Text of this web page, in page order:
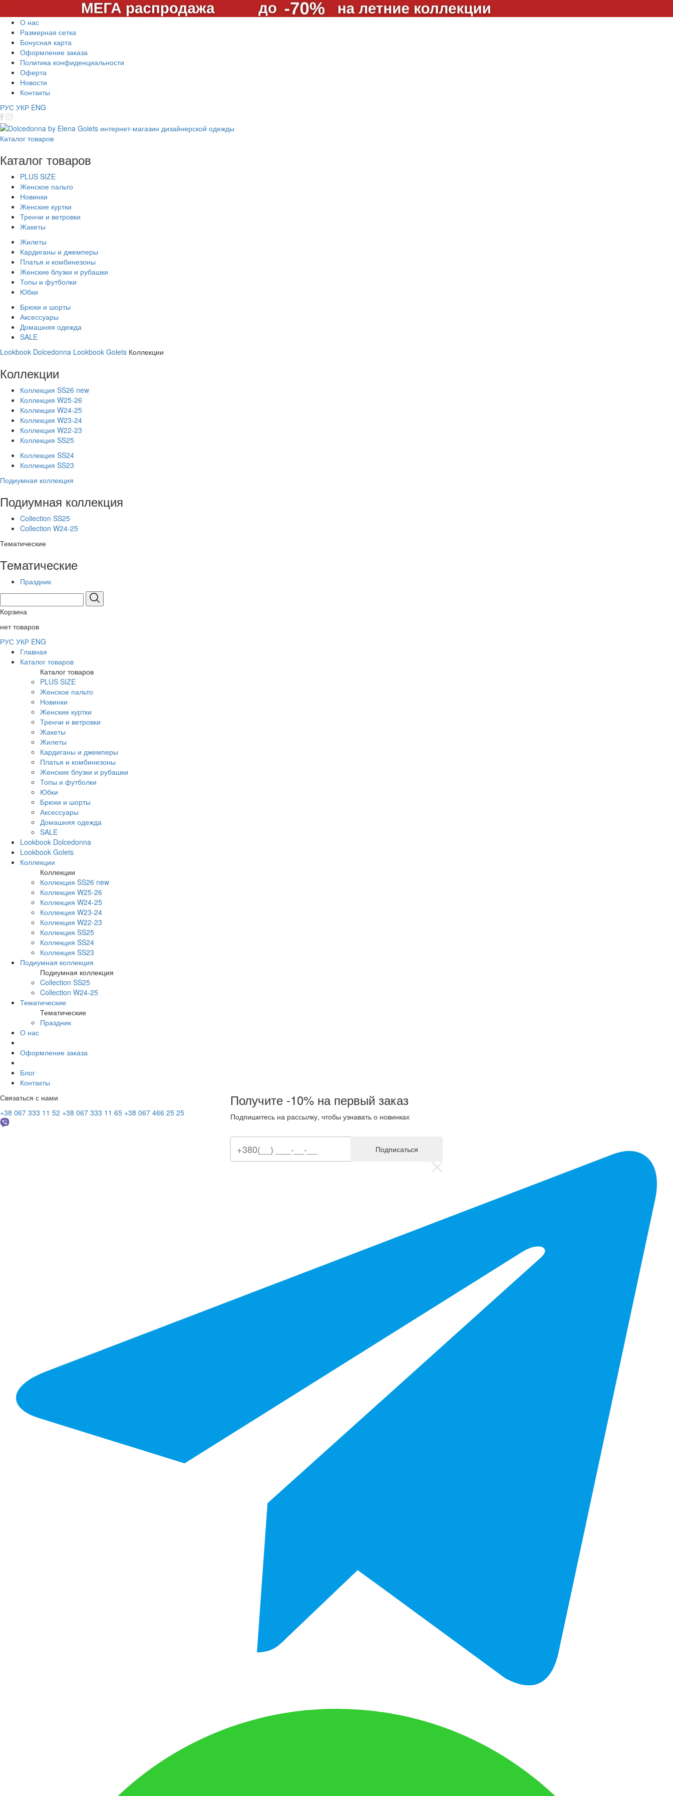
О нас
Размерная сетка
Бонусная карта
Оформление заказа
Политика конфиденциальности
Оферта
Новости
Контакты
РУС УКР ENG
Каталог товаров
Каталог товаров
PLUS SIZE
Женское пальто
Новинки
Женские куртки
Тренчи и ветровки
Жакеты
Жилеты
Кардиганы и джемперы
Платья и комбинезоны
Женские блузки и рубашки
Топы и футболки
Юбки
Брюки и шорты
Аксессуары
Домашняя одежда
SALE
Lookbook Dolcedonna Lookbook Golets Коллекции
Коллекции
Коллекция SS26 new
Коллекция W25-26
Коллекция W24-25
Коллекция W23-24
Коллекция W22-23
Коллекция SS25
Коллекция SS24
Коллекция SS23
Подиумная коллекция
Подиумная коллекция
Collection SS25
Collection W24-25
Тематические
Тематические
Праздник
Корзина
нет товаров
РУС УКР ENG
Главная
Каталог товаров
Каталог товаров
PLUS SIZE
Женское пальто
Новинки
Женские куртки
Тренчи и ветровки
Жакеты
Жилеты
Кардиганы и джемперы
Платья и комбинезоны
Женские блузки и рубашки
Топы и футболки
Юбки
Брюки и шорты
Аксессуары
Домашняя одежда
SALE
Lookbook Dolcedonna
Lookbook Golets
Коллекции
Коллекции
Коллекция SS26 new
Коллекция W25-26
Коллекция W24-25
Коллекция W23-24
Коллекция W22-23
Коллекция SS25
Коллекция SS24
Коллекция SS23
Подиумная коллекция
Подиумная коллекция
Collection SS25
Collection W24-25
Тематические
Тематические
Праздник
О нас
Оформление заказа
Блог
Контакты
Связаться с нами
+38 067 333 11 52 +38 067 333 11 65 +38 067 466 25 25
Получите -10% на первый заказ
Подпишитесь на рассылку, чтобы узнавать о новинках
Подписаться